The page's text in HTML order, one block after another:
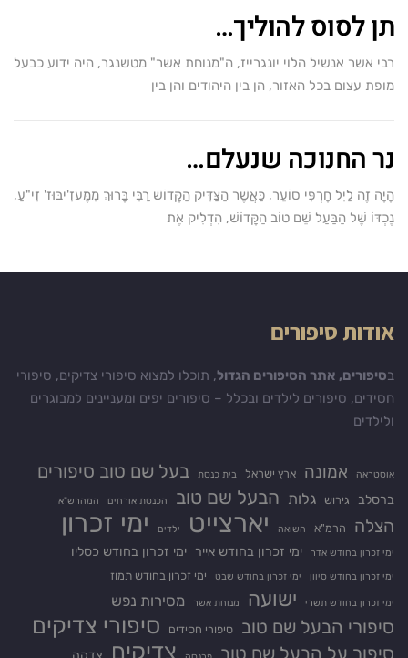
תן לסוס להוליך…
רבי אשר אנשיל הלוי יונגרייז, ה"מנוחת אשר" מטשנגר, היה ידוע כבעל
מופת עצום בכל האזור, הן בין היהודים והן בין
נר החנוכה שנעלם…
הָיָה זֶה לַיִל חָרְפִּי סוֹעֵר, כַּאֲשֶׁר הַצַּדִּיק הַקָּדוֹשׁ רַבִּי בָּרוּךְ מִמֶּעזִ'יבּוּז' זִי"עַ,
נֶכְדּוֹ שֶׁל הַבַּעַל שֵׁם טוֹב הַקָּדוֹשׁ, הִדְלִיק אֶת
אודות סיפורים
בסיפורים, אתר הסיפורים הגדול, תוכלו למצוא סיפורי צדיקים, סיפורי
חסידים, סיפורים לילדים ובכלל – סיפורים יפים ומעניינים למבוגרים
ולילדים
אוסטראה אמונה ארץ ישראל בית כנסת בעל שם טוב סיפורים
ברסלב גירוש גלות הבעל שם טוב הכנסת אורחים המהרש"א
הצלה הרמ"א השואה יארצייט ילדים ימי זכרון
ימי זכרון בחודש אדר ימי זכרון בחודש אייר ימי זכרון בחודש כסליו
ימי זכרון בחודש סיוון ימי זכרון בחודש שבט ימי זכרון בחודש תמוז
ימי זכרון בחודש תשרי ישועה מנוחת אשר מסירות נפש
סיפורי הבעל שם טוב סיפורי חסידים סיפורי צדיקים
סיפור על הבעל שם טוב צדיקים